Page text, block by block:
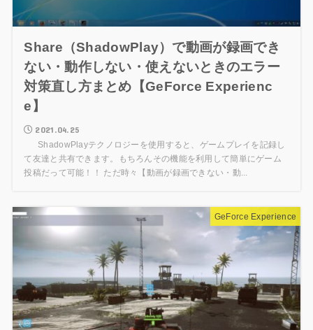
Share（ShadowPlay）で動画が録画でき
ない・動作しない・使えないときのエラー
対策直し方まとめ【GeForce Experienc
e】
2021.04.25
ShadowPlayテクノロジーを使用すると、ゲームプレイを記録し
て友達と共有できます。もちろんその機能を利用して簡単にゲーム
投稿だって可能！！ ただ時々【動画が録画できない・動...
GeForce Experience